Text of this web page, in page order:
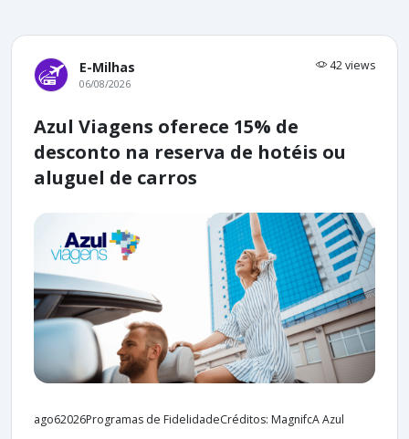
E-Milhas 42 views
06/08/2026
Azul Viagens oferece 15% de
desconto na reserva de hotéis ou
aluguel de carros
ago62026Programas de FidelidadeCréditos: MagnifcA Azul